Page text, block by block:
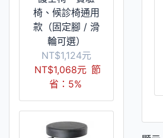
椅、候診椅通用
款（固定腳 / 滑
輪可選）
NT$1,124元
NT$1,068元 節
省：5%